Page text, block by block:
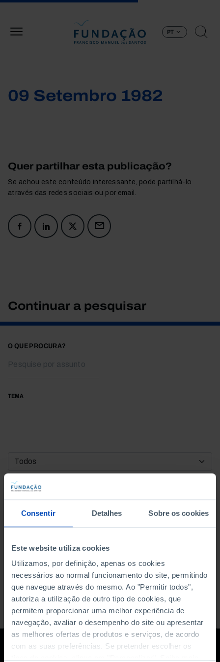
Consentir Detalhes Sobre os cookies
Este website utiliza cookies
Utilizamos, por definição, apenas os cookies
necessários ao normal funcionamento do site, permitindo
que navegue através do mesmo. Ao "Permitir todos",
autoriza a utilização de outro tipo de cookies, que
permitem proporcionar uma melhor experiência de
navegação, avaliar o desempenho do site ou apresentar
as melhores ofertas de produtos e serviços, de acordo
com as suas preferências. Se pretender escolher os
PT
09 Setembro 1982
Quer partilhar esta publicação?
Se achou este conteúdo interessante, pode partilhá-lo
através das redes sociais ou por email.
Continuar a pesquisar
O QUE PROCURA?
TEMA
DATA DE INÍCIO
DATA DE FIM